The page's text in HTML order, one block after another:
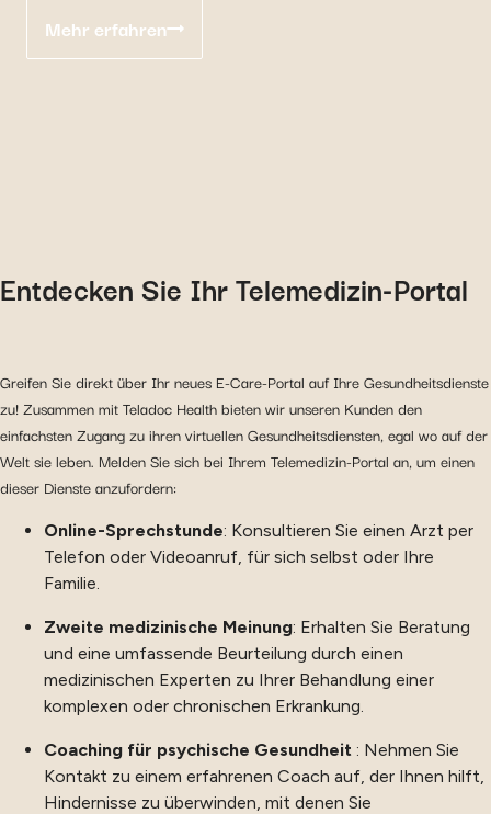
Mehr erfahren
Entdecken Sie Ihr Telemedizin-Portal
Greifen Sie direkt über Ihr neues E-Care-Portal auf Ihre Gesundheitsdienste
zu! Zusammen mit Teladoc Health bieten wir unseren Kunden den
einfachsten Zugang zu ihren virtuellen Gesundheitsdiensten, egal wo auf der
Welt sie leben. Melden Sie sich bei Ihrem Telemedizin-Portal an, um einen
dieser Dienste anzufordern:
Online-Sprechstunde: Konsultieren Sie einen Arzt per
Telefon oder Videoanruf, für sich selbst oder Ihre
Familie.
Zweite medizinische Meinung: Erhalten Sie Beratung
und eine umfassende Beurteilung durch einen
medizinischen Experten zu Ihrer Behandlung einer
komplexen oder chronischen Erkrankung.
Coaching für psychische Gesundheit : Nehmen Sie
Kontakt zu einem erfahrenen Coach auf, der Ihnen hilft,
Hindernisse zu überwinden, mit denen Sie